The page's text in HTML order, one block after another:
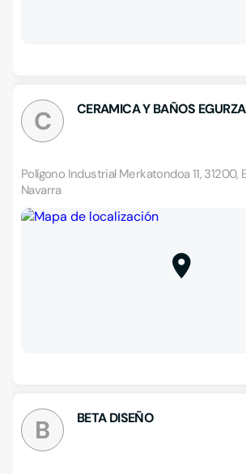
C CERAMICA Y BAÑOS EGURZA
Polígono Industrial Merkatondoa 11, 31200,
Navarra
B BETA DISEÑO